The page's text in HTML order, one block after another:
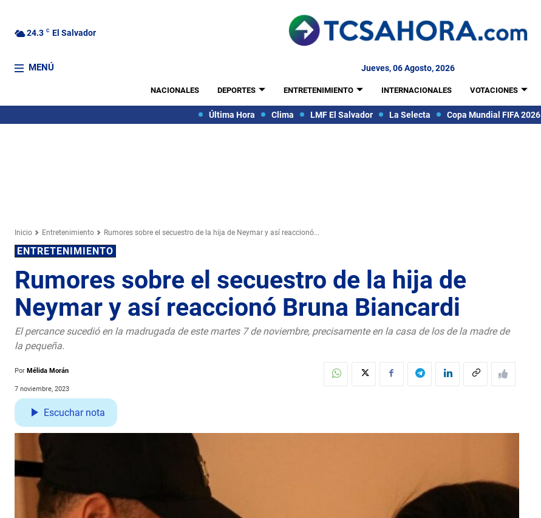
24.3 C El Salvador
MENÚ Jueves, 06 Agosto, 2026
NACIONALES DEPORTES ENTRETENIMIENTO INTERNACIONALES VOTACIONES
Última Hora Clima LMF El Salvador La Selecta Copa Mundial FIFA 2026
Inicio Entretenimiento Rumores sobre el secuestro de la hija de Neymar y así reaccionó...
ENTRETENIMIENTO
Rumores sobre el secuestro de la hija de
Neymar y así reaccionó Bruna Biancardi
El percance sucedió en la madrugada de este martes 7 de noviembre, precisamente en la casa de los de la madre de
la pequeña.
Por Mélida Morán
7 noviembre, 2023
Escuchar nota